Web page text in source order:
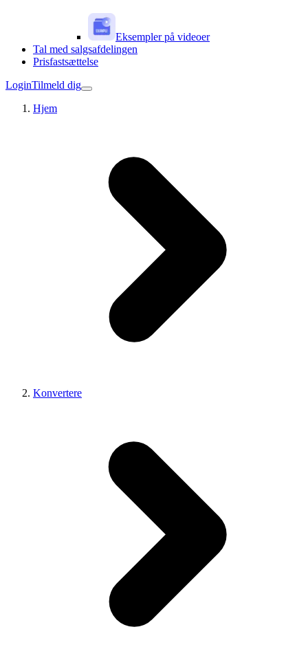
Eksempler på videoer
Tal med salgsafdelingen
Prisfastsættelse
LoginTilmeld dig
Hjem
Konvertere